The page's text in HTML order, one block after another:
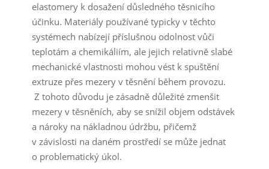
elastomery k dosažení důsledného těsnicího
účinku. Materiály používané typicky v těchto
systémech nabízejí příslušnou odolnost vůči
teplotám a chemikáliím, ale jejich relativně slabé
mechanické vlastnosti mohou vést k spuštění
extruze přes mezery v těsnění během provozu.
Z tohoto důvodu je zásadně důležité zmenšit
mezery v těsněních, aby se snížil objem odstávek
a nároky na nákladnou údržbu, přičemž
v závislosti na daném prostředí se může jednat
o problematický úkol.